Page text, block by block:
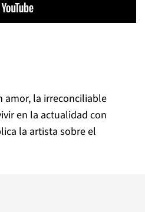
amor, la irreconciliable
en la actualidad con
la artista sobre el